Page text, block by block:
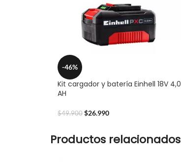
-46%
Kit cargador y batería Einhell 18V 4,0
AH
$49.900 $26.990
Productos relacionados